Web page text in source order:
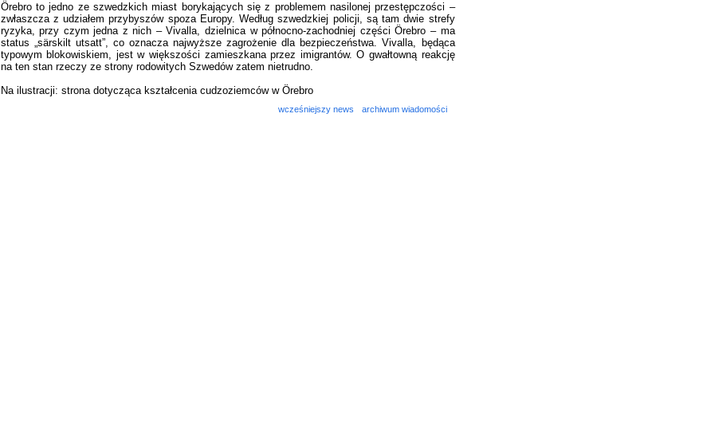
Örebro to jedno ze szwedzkich miast borykających się z problemem nasilonej przestępczości –
zwłaszcza z udziałem przybyszów spoza Europy. Według szwedzkiej policji, są tam dwie strefy
ryzyka, przy czym jedna z nich – Vivalla, dzielnica w północno-zachodniej części Örebro – ma
status „särskilt utsatt”, co oznacza najwyższe zagrożenie dla bezpieczeństwa. Vivalla, będąca
typowym blokowiskiem, jest w większości zamieszkana przez imigrantów. O gwałtowną reakcję
na ten stan rzeczy ze strony rodowitych Szwedów zatem nietrudno.
Na ilustracji: strona dotycząca kształcenia cudzoziemców w Örebro
wcześniejszy news archiwum wiadomości